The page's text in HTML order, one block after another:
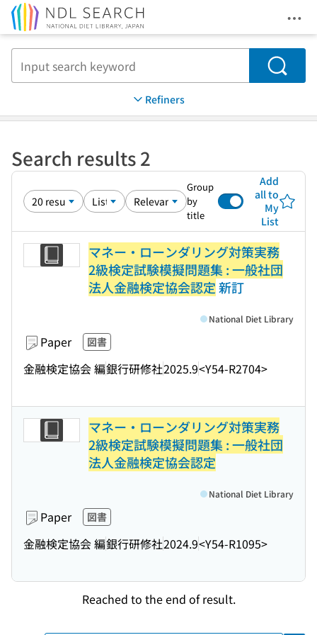
Search
Refiners
Search results 2
Group
by
title
Add
all to
My
List
マネー・ローンダリング対策実務
2級検定試験模擬問題集 : 一般社団
法人金融検定協会認定新訂
Paper 図書
金融検定協会 編銀行研修社2025.9<Y54-R2704>
National Diet Library
マネー・ローンダリング対策実務
2級検定試験模擬問題集 : 一般社団
法人金融検定協会認定
Paper 図書
金融検定協会 編銀行研修社2024.9<Y54-R1095>
National Diet Library
Reached to the end of result.